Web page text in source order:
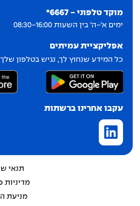
מוקד טלפוני - 6667*
ימים א'-ה' בין השעות 08:30-16:00
אפליקציית עמיתים
כל המידע שנחוץ לך, נגיש בטלפון שלך
עקבו אחרינו ברשתות
תנאי
מדיניות
מניעת